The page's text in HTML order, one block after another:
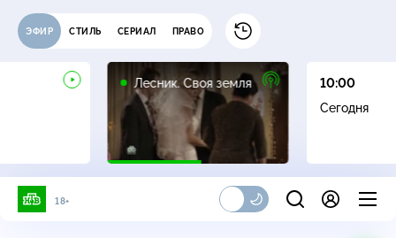
ЭФИР СТИЛЬ СЕРИАЛ ПРАВО
Лесник. Своя земля
16+
10:00
Сегодня
18+